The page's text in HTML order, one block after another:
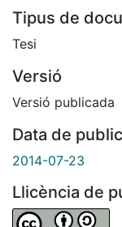
Tipus de
Tesi
Versió
Versió publicada
Data de
2014-07-23
Llicència de